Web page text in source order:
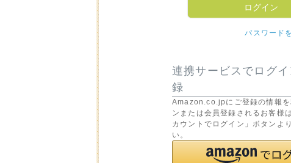
ログイン
パスワード
連携サービスでログ
録
Amazon.co.jpにご登録の情報を
ンまたは会員登録されるお客様
カウントでログイン」ボタンよ
い。